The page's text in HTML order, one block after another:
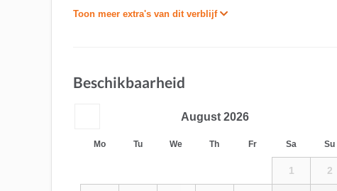
Toon meer extra's van dit verblijf
Beschikbaarheid
August 2026
Mo Tu We Th Fr Sa Su
1 2